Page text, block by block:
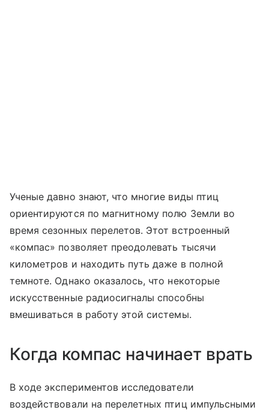
Ученые давно знают, что многие виды птиц
ориентируются по магнитному полю Земли во
время сезонных перелетов. Этот встроенный
«компас» позволяет преодолевать тысячи
километров и находить путь даже в полной
темноте. Однако оказалось, что некоторые
искусственные радиосигналы способны
вмешиваться в работу этой системы.
Когда компас начинает врать
В ходе экспериментов исследователи
воздействовали на перелетных птиц импульсными